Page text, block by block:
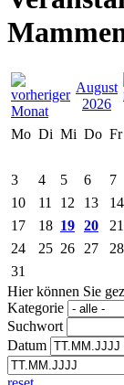
August
2026
Mo Di Mi Do Fr
3
4 5 6 7
10
11 12 13 14
17
18 19 20 21
24
25 26 27 28
31
Hier können Sie
Kategorie
Suchwort
Datum